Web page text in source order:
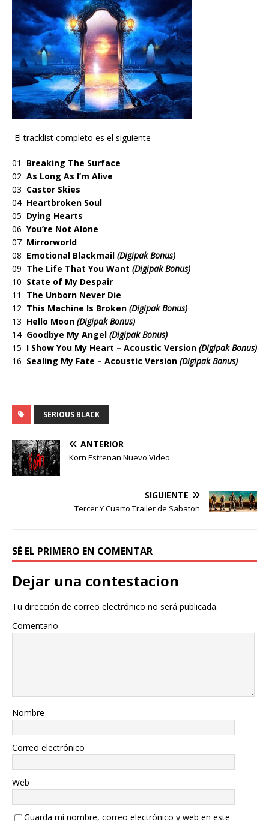
El tracklist completo es el siguiente
01 Breaking The Surface
02 As Long As I’m Alive
03 Castor Skies
04 Heartbroken Soul
05 Dying Hearts
06 You’re Not Alone
07 Mirrorworld
08 Emotional Blackmail (Digipak Bonus)
09 The Life That You Want (Digipak Bonus)
10 State of My Despair
11 The Unborn Never Die
12 This Machine Is Broken (Digipak Bonus)
13 Hello Moon (Digipak Bonus)
14 Goodbye My Angel (Digipak Bonus)
15 I Show You My Heart – Acoustic Version (Digipak Bonus)
16 Sealing My Fate – Acoustic Version (Digipak Bonus)
SERIOUS BLACK
ANTERIOR
Korn Estrenan Nuevo Video
SIGUIENTE
Tercer Y Cuarto Trailer de Sabaton
SÉ EL PRIMERO EN COMENTAR
Dejar una contestacion
Tu dirección de correo electrónico no será publicada.
Comentario
Nombre
Correo electrónico
Web
Guarda mi nombre, correo electrónico y web en este